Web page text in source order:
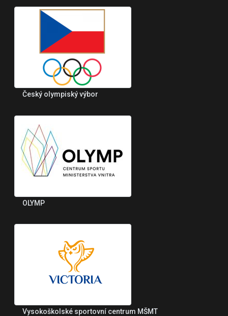
Český olympiský výbor
OLYMP
Vysokoškolské sportovní centrum MŠMT